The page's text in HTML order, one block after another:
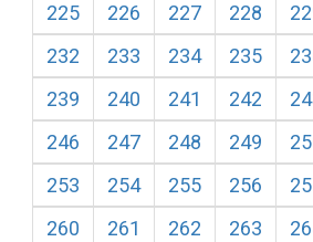
225
226 227 228
232
233 234 235
239
240 241 242
246
247 248 249
253
254 255 256
260
261 262 263